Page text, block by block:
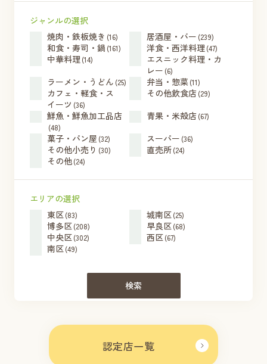
認定店一覧
ジャンルの選択
焼肉・鉄板焼き (16) 居酒屋・バー (239)
和食・寿司・鍋 (161) 洋食・西洋料理 (47)
中華料理 (14)
エスニック料理・カ
レー (6)
ラーメン・うどん (25) 弁当・惣菜(11)
カフェ・軽食・ス
イーツ (36)
その他飲食店(29)
鮮魚・鮮魚加工品店
(48)
青果・米殻店(67)
菓子・パン屋 (32) スーパー (36)
その他小売り (30) 直売所(24)
その他(24)
エリアの選択
東区(83) 城南区(25)
博多区(208) 早良区(68)
中央区(302) 西区(67)
南区(49)
検索